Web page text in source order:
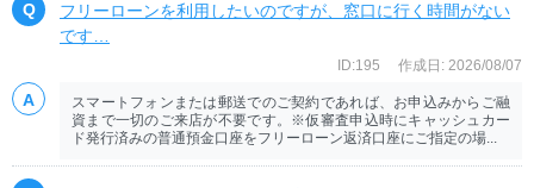
フリーローンを利用したいのですが、窓口に行く時間がない
です…
ID:195 作成日: 2026/08/07
スマートフォンまたは郵送でのご契約であれば、お申込みからご融
資まで一切のご来店が不要です。※仮審査申込時にキャッシュカー
ド発行済みの普通預金口座をフリーローン返済口座にご指定の場...